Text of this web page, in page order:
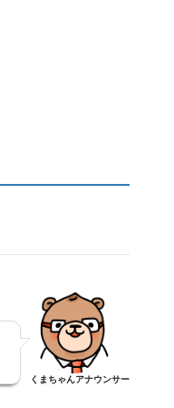
くまちゃんアナウンサー